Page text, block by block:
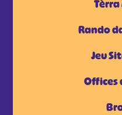
Rando
Jeu
Offices